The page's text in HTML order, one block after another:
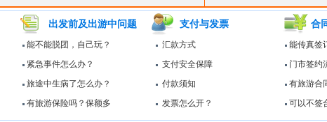
出发前及出游中问题
能不能脱团，自己玩？
紧急事件怎么办？
旅途中生病了怎么办？
有旅游保险吗？保额多
支付与发票
汇款方式
支付安全保障
付款须知
发票怎么开？
合
能传真签
门市签约
有旅游合
可以不签